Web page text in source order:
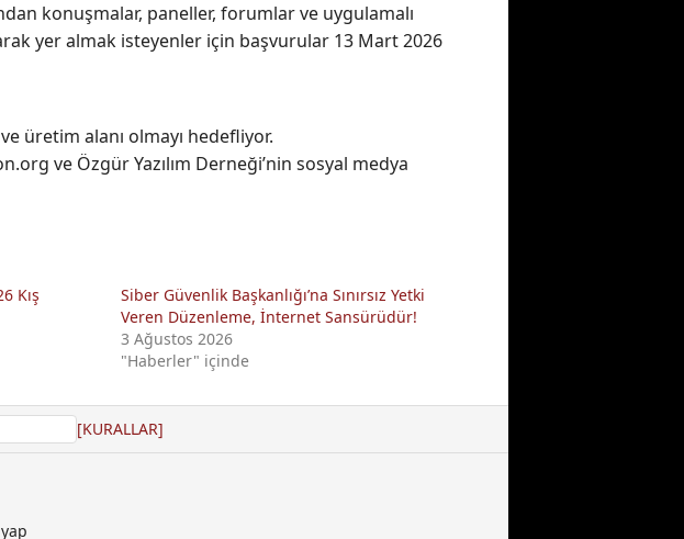
konuşmalar, paneller, forumlar ve uygulamalı
yer almak isteyenler için başvurular 13 Mart 2026
üretim alanı olmayı hedefliyor.
ve Özgür Yazılım Derneği’nin sosyal medya
Kış
Siber Güvenlik Başkanlığı’na Sınırsız Yetki
Veren Düzenleme, İnternet Sansürüdür!
3 Ağustos 2026
"Haberler" içinde
[KURALLAR]